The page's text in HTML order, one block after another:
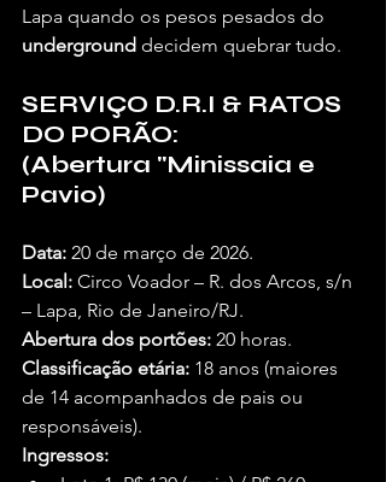
Lapa quando os pesos pesados do
underground decidem quebrar tudo.
SERVIÇO D.R.I & RATOS
DO PORÃO:
(Abertura "Minissaia e
Pavio)
Data: 20 de março de 2026.
Local: Circo Voador – R. dos Arcos, s/n
– Lapa, Rio de Janeiro/RJ.
Abertura dos portões: 20 horas.
Classificação etária: 18 anos (maiores
de 14 acompanhados de pais ou
responsáveis).
Ingressos: